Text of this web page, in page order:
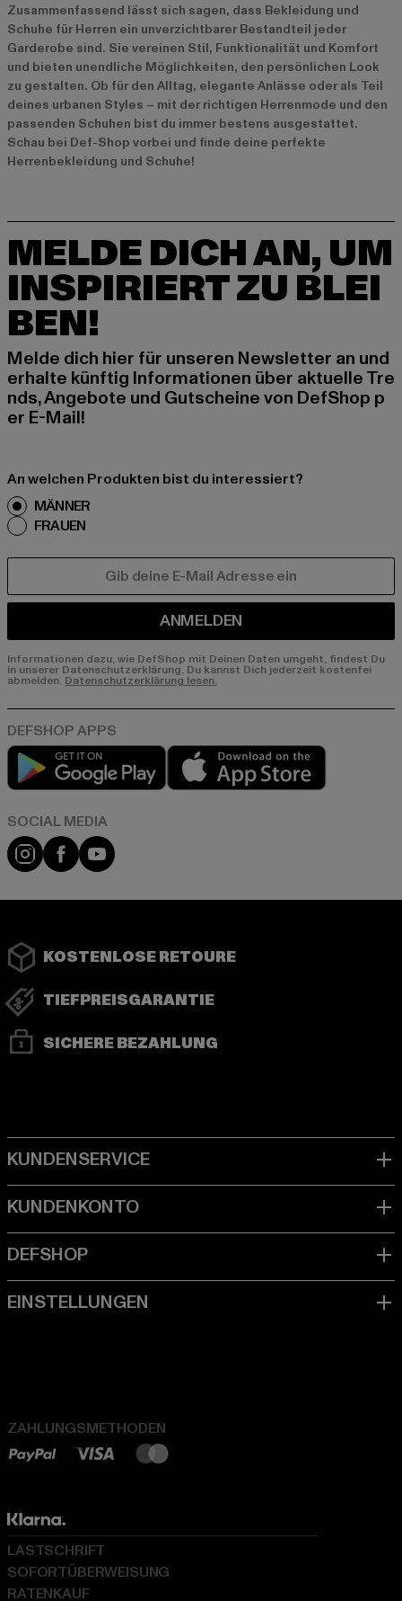
Zusammenfassend lässt sich sagen, dass Bekleidung und
Schuhe für Herren ein unverzichtbarer Bestandteil jeder
Garderobe sind. Sie vereinen Stil, Funktionalität und Komfort
und bieten unendliche Möglichkeiten, den persönlichen Look
zu gestalten. Ob für den Alltag, elegante Anlässe oder als Teil
deines urbanen Styles – mit der richtigen Herrenmode und den
passenden Schuhen bist du immer bestens ausgestattet.
Schau bei Def-Shop vorbei und finde deine perfekte
Herrenbekleidung und Schuhe!
MELDE DICH AN, UM
INSPIRIERT ZU BLEI
BEN!
Melde dich hier für unseren Newsletter an und
erhalte künftig Informationen über aktuelle Tre
nds, Angebote und Gutscheine von DefShop p
er E-Mail!
An welchen Produkten bist du interessiert?
MÄNNER
FRAUEN
ANMELDEN
Informationen dazu, wie DefShop mit Deinen Daten umgeht, findest Du
in unserer Datenschutzerklärung. Du kannst Dich jederzeit kostenfei
abmelden. Datenschutzerklärung lesen.
Play market
Instagram
FacebookYouTube
KOSTENLOSE RETOURE
TIEFPREISGARANTIE
SICHERE BEZAHLUNG
ZAHLUNGSMETHODEN
LASTSCHRIFT
SOFORTÜBERWEISUNG
RATENKAUF